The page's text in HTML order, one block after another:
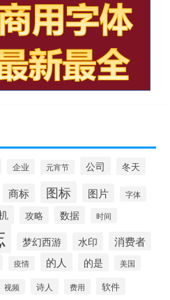
企业 元宵节 公司 冬天
商标 图标 图片 字体
攻略 数据 时间
梦幻西游 水印 消费者
疫情 的人 的是 美国
视频 诗人 费用 软件